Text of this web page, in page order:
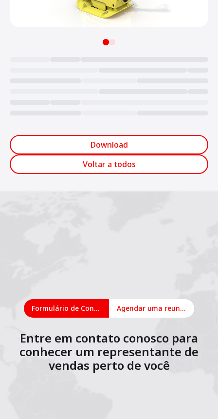
Download
Voltar a todos
Formulário de Contato Agendar uma reunião on-line
Entre em contato conosco para
conhecer um representante de
vendas perto de você